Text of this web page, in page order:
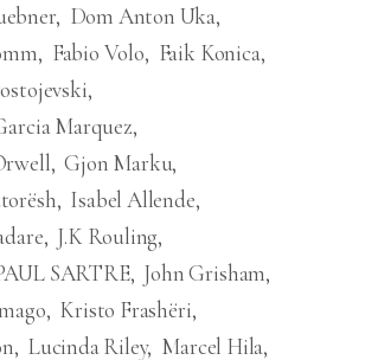
Dom Anton Uka
Fabio Volo
Faik Konica
Marquez
Gjon Marku
Isabel Allende
J.K Rouling
SARTRE John Grisham
Kristo Frashëri
Lucinda Riley Marcel Hila